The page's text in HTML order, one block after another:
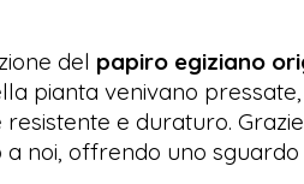
del papiro egiziano
pianta venivano
resistente e duraturo.
a noi, offrendo uno